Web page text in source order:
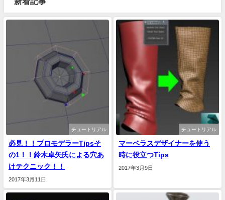
チュートリアル
必見！！プロモデラーTipsそ
の1！！鈴木卓矢氏による穴あ
けテクニック！！
2017年3月11日
チュートリアル
マーベラスデザイナーを使う
時に役立つTips
2017年3月9日